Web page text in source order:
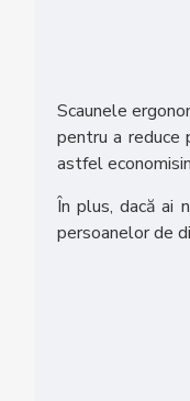
Scaunele
pentru a reduce
astfel
În plus, dacă ai
persoanelor de